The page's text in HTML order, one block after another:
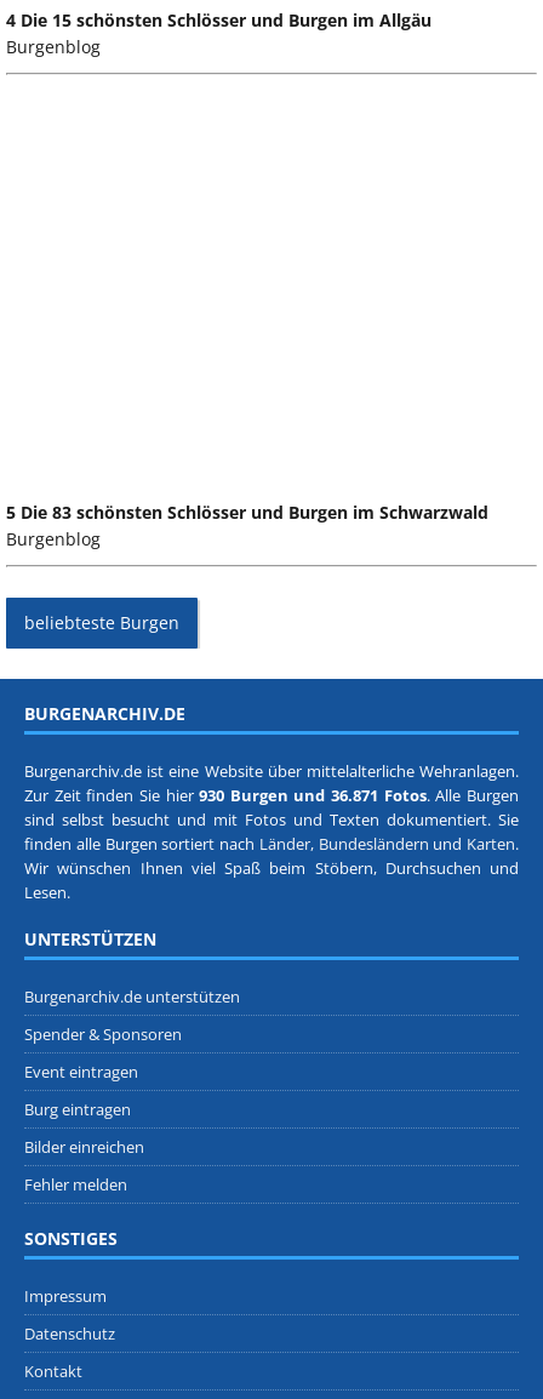
4 Die 15 schönsten Schlösser und Burgen im Allgäu
Burgenblog
5 Die 83 schönsten Schlösser und Burgen im Schwarzwald
Burgenblog
beliebteste Burgen
BURGENARCHIV.DE
Burgenarchiv.de ist eine Website über mittelalterliche Wehranlagen.
Zur Zeit finden Sie hier930 Burgen und 36.871 Fotos. Alle Burgen
sind selbst besucht und mit Fotos und Texten dokumentiert. Sie
finden alle Burgen sortiert nach Länder, Bundesländern und Karten.
Wir wünschen Ihnen viel Spaß beim Stöbern, Durchsuchen und
Lesen.
UNTERSTÜTZEN
Burgenarchiv.de unterstützen
Spender & Sponsoren
Event eintragen
Burg eintragen
Bilder einreichen
Fehler melden
SONSTIGES
Impressum
Datenschutz
Kontakt